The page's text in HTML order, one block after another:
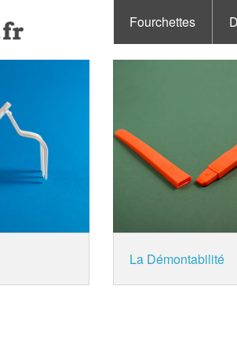
Fourchettes
La Démontabilité